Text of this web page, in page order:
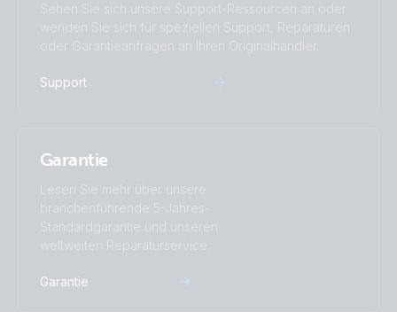
Sehen Sie sich unsere Support-Ressourcen an oder
wenden Sie sich für speziellen Support, Reparaturen
oder Garantieanfragen an Ihren Originalhändler.
Support
Garantie
Lesen Sie mehr über unsere
branchenführende 5-Jahres-
Standardgarantie und unseren
weltweiten Reparaturservice.
Garantie